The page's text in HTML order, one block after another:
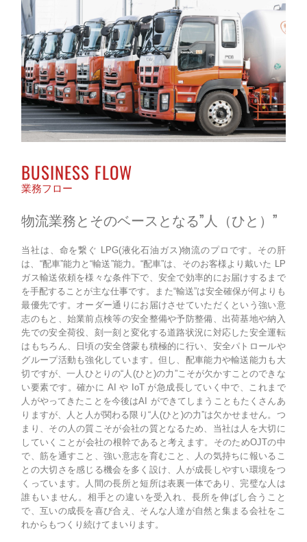
BUSINESS FLOW
業務フロー
物流業務とそのベースとなる”人（ひと）”
当社は、命を繋ぐ LPG(液化石油ガス)物流のプロです。その肝
は、“配車”能力と“輸送”能力。“配車”は、そのお客様より戴いた LP
ガス輸送依頼を様々な条件下で、安全で効率的にお届けするまで
を手配することが主な仕事です。また“輸送”は安全確保が何よりも
最優先です。オーダー通りにお届けさせていただくという強い意
志のもと、始業前点検等の安全整備や予防整備、出荷基地や納入
先での安全荷役、刻一刻と変化する道路状況に対応した安全運転
はもちろん、日頃の安全啓蒙も積極的に行い、安全パトロールや
グループ活動も強化しています。但し、配車能力や輸送能力も大
切ですが、一人ひとりの“人(ひと)の力”こそが欠かすことのできな
い要素です。確かに AI や IoT が急成長していく中で、これまで
人がやってきたことを今後はAI ができてしまうこともたくさんあ
りますが、人と人が関わる限り“人(ひと)の力”は欠かせません。つ
まり、その人の質こそが会社の質となるため、当社は人を大切に
していくことが会社の根幹であると考えます。そのためOJTの中
で、筋を通すこと、強い意志を育むこと、人の気持ちに報いるこ
との大切さを感じる機会を多く設け、人が成長しやすい環境をつ
くっています。人間の長所と短所は表裏一体であり、完璧な人は
誰もいません。相手との違いを受入れ、長所を伸ばし合うこと
で、互いの成長を喜び合え、そんな人達が自然と集まる会社をこ
れからもつくり続けてまいります。